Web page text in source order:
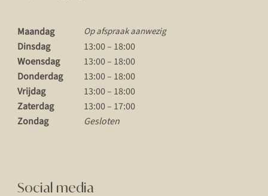
Maandag Op afspraak aanwezig
Dinsdag
13:00 – 18:00
Woensdag
13:00 – 18:00
Donderdag
13:00 – 18:00
Vrijdag
13:00 – 18:00
Zaterdag
13:00 – 17:00
Zondag
Gesloten
Social media